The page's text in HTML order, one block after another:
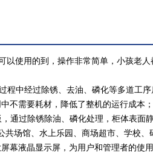
以使用的到，操作非常简单，小孩老人
中经过除锈、去油、磷化等多道工序
不需要耗材，降低了整机的运行成本
通过除锈除油、磷化处理，柜体表面静
场馆、水上乐园、商场超市、学校、
幕液晶显示屏，为用户和管理者的使